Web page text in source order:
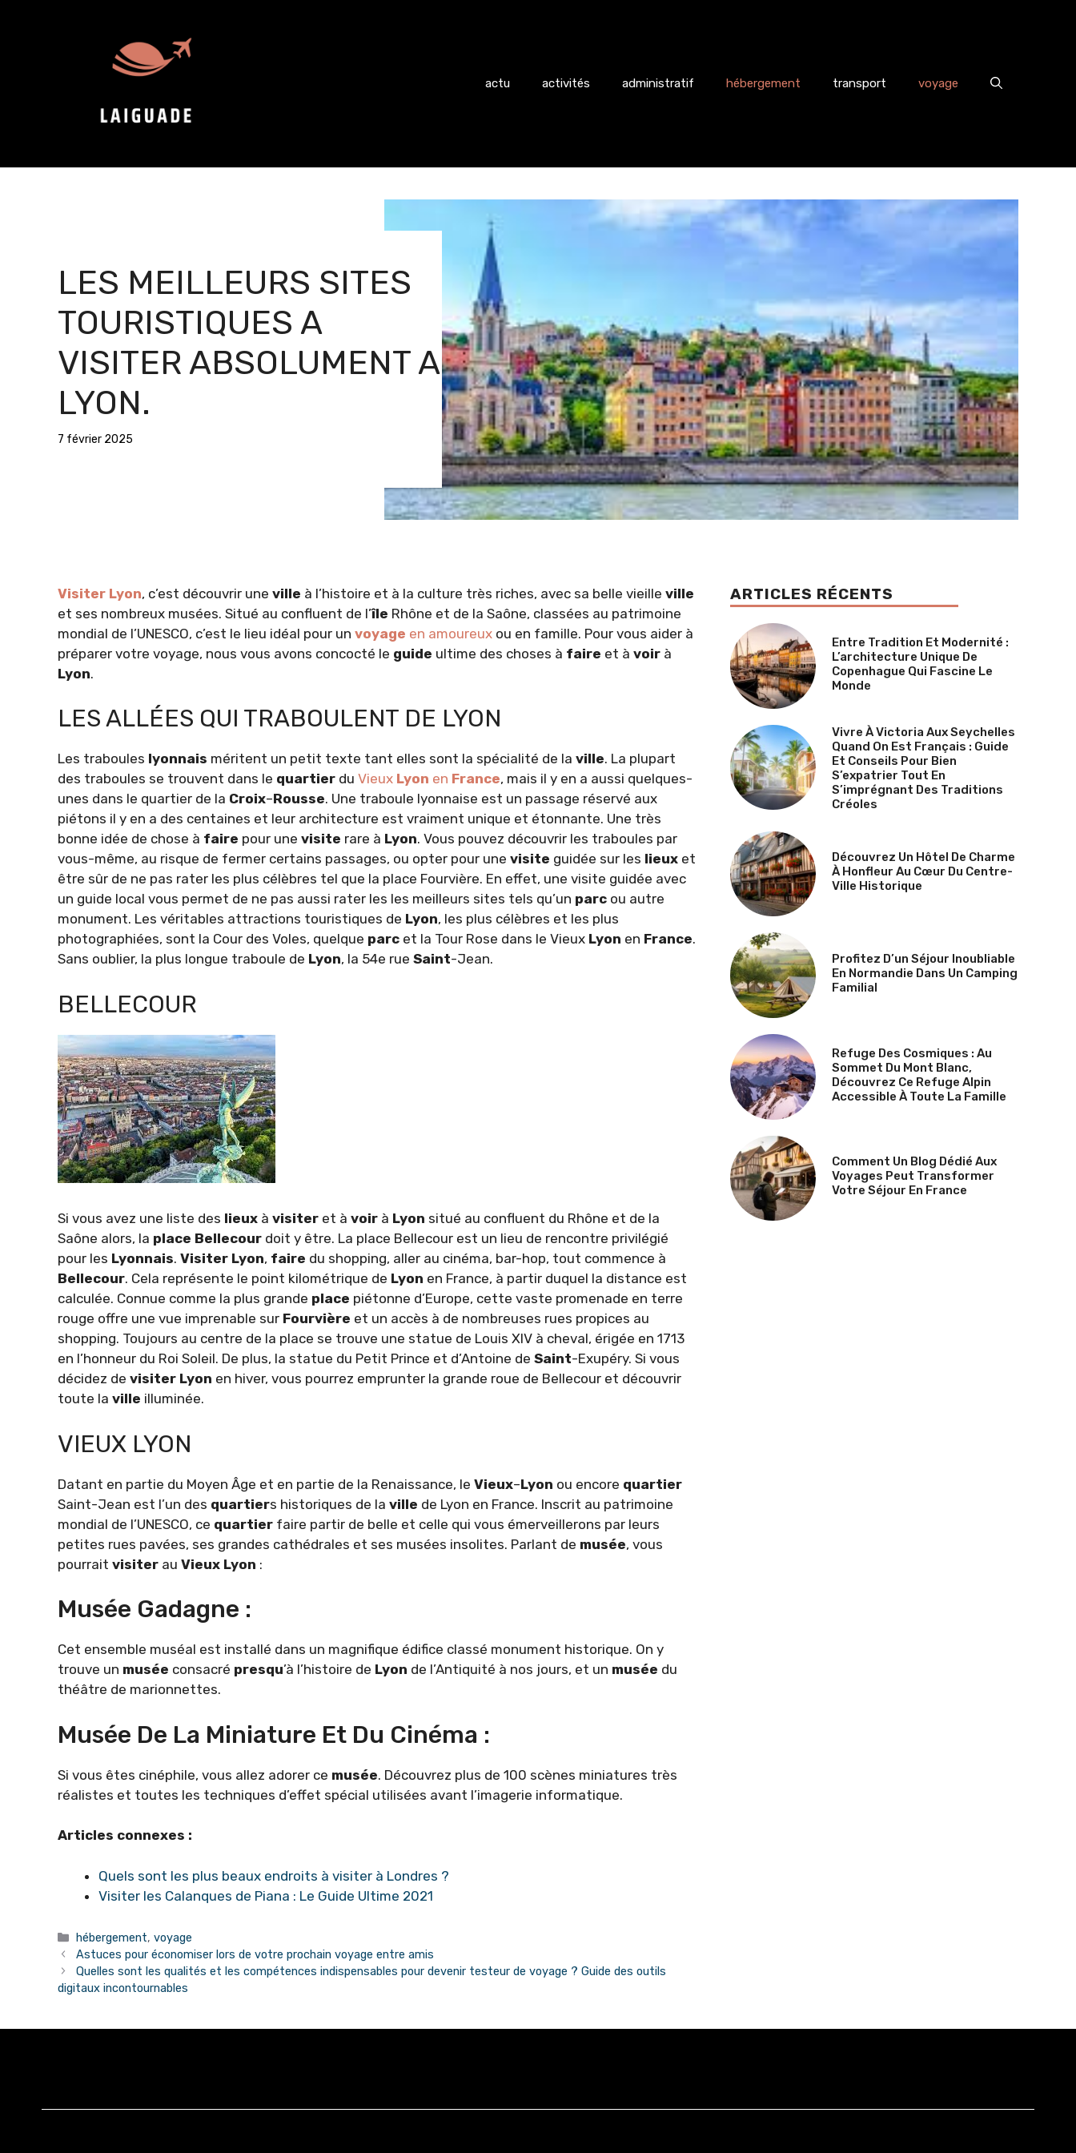
actu activités administratif hébergement transport voyage
LES MEILLEURS SITES
TOURISTIQUES A
VISITER ABSOLUMENT A
LYON.
7 février 2025
Visiter Lyon, c’est découvrir une ville à l’histoire et à la culture très riches, avec sa belle vieille ville
et ses nombreux musées. Situé au confluent de l’île Rhône et de la Saône, classées au patrimoine
mondial de l’UNESCO, c’est le lieu idéal pour un voyage en amoureux ou en famille. Pour vous aider à
préparer votre voyage, nous vous avons concocté le guide ultime des choses à faire et à voir à
Lyon.
LES ALLÉES QUI TRABOULENT DE LYON
Les traboules lyonnais méritent un petit texte tant elles sont la spécialité de la ville. La plupart
des traboules se trouvent dans le quartier du Vieux Lyon en France, mais il y en a aussi quelques-
unes dans le quartier de la Croix–Rousse. Une traboule lyonnaise est un passage réservé aux
piétons il y en a des centaines et leur architecture est vraiment unique et étonnante. Une très
bonne idée de chose à faire pour une visite rare à Lyon. Vous pouvez découvrir les traboules par
vous-même, au risque de fermer certains passages, ou opter pour une visite guidée sur les lieux et
être sûr de ne pas rater les plus célèbres tel que la place Fourvière. En effet, une visite guidée avec
un guide local vous permet de ne pas aussi rater les les meilleurs sites tels qu’un parc ou autre
monument. Les véritables attractions touristiques de Lyon, les plus célèbres et les plus
photographiées, sont la Cour des Voles, quelque parc et la Tour Rose dans le Vieux Lyon en France.
Sans oublier, la plus longue traboule de Lyon, la 54e rue Saint-Jean.
BELLECOUR
Si vous avez une liste des lieux à visiter et à voir à Lyon situé au confluent du Rhône et de la
Saône alors, la place Bellecour doit y être. La place Bellecour est un lieu de rencontre privilégié
pour les Lyonnais. Visiter Lyon, faire du shopping, aller au cinéma, bar-hop, tout commence à
Bellecour. Cela représente le point kilométrique de Lyon en France, à partir duquel la distance est
calculée. Connue comme la plus grande place piétonne d’Europe, cette vaste promenade en terre
rouge offre une vue imprenable sur Fourvière et un accès à de nombreuses rues propices au
shopping. Toujours au centre de la place se trouve une statue de Louis XIV à cheval, érigée en 1713
en l’honneur du Roi Soleil. De plus, la statue du Petit Prince et d’Antoine de Saint-Exupéry. Si vous
décidez de visiter Lyon en hiver, vous pourrez emprunter la grande roue de Bellecour et découvrir
toute la ville illuminée.
VIEUX LYON
Datant en partie du Moyen Âge et en partie de la Renaissance, le Vieux–Lyon ou encore quartier
Saint-Jean est l’un des quartiers historiques de la ville de Lyon en France. Inscrit au patrimoine
mondial de l’UNESCO, ce quartier faire partir de belle et celle qui vous émerveillerons par leurs
petites rues pavées, ses grandes cathédrales et ses musées insolites. Parlant de musée, vous
pourrait visiter au Vieux Lyon :
Musée Gadagne :
Cet ensemble muséal est installé dans un magnifique édifice classé monument historique. On y
trouve un musée consacré presqu’à l’histoire de Lyon de l’Antiquité à nos jours, et un musée du
théâtre de marionnettes.
Musée De La Miniature Et Du Cinéma :
Si vous êtes cinéphile, vous allez adorer ce musée. Découvrez plus de 100 scènes miniatures très
réalistes et toutes les techniques d’effet spécial utilisées avant l’imagerie informatique.
Articles connexes :
Quels sont les plus beaux endroits à visiter à Londres ?
Visiter les Calanques de Piana : Le Guide Ultime 2021
Catégories
hébergement,voyage
Astuces pour économiser lors de votre prochain voyage entre amis
Quelles sont les qualités et les compétences indispensables pour devenir testeur de voyage ? Guide des outils
digitaux incontournables
ARTICLES RÉCENTS
Entre Tradition Et Modernité :
L’architecture Unique De
Copenhague Qui Fascine Le
Monde
Vivre À Victoria Aux Seychelles
Quand On Est Français : Guide
Et Conseils Pour Bien
S’expatrier Tout En
S’imprégnant Des Traditions
Créoles
Découvrez Un Hôtel De Charme
À Honfleur Au Cœur Du Centre-
Ville Historique
Profitez D’un Séjour Inoubliable
En Normandie Dans Un Camping
Familial
Refuge Des Cosmiques : Au
Sommet Du Mont Blanc,
Découvrez Ce Refuge Alpin
Accessible À Toute La Famille
Comment Un Blog Dédié Aux
Voyages Peut Transformer
Votre Séjour En France